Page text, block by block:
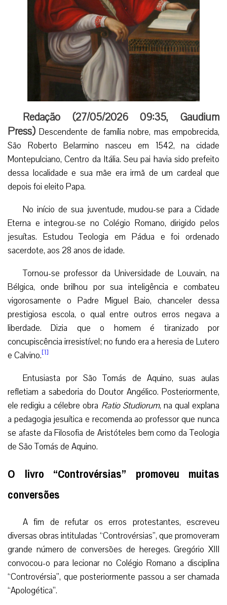
Redação (27/05/2026 09:35,Gaudium
Press)Descendente de família nobre, mas empobrecida,
São Roberto Belarmino nasceu em 1542, na cidade
Montepulciano, Centro da Itália. Seu pai havia sido prefeito
dessa localidade e sua mãe era irmã de um cardeal que
depois foi eleito Papa.
No início de sua juventude, mudou-se para a Cidade
Eterna e integrou-se no Colégio Romano, dirigido pelos
jesuítas. Estudou Teologia em Pádua e foi ordenado
sacerdote, aos 28 anos de idade.
Tornou-se professor da Universidade de Louvain, na
Bélgica, onde brilhou por sua inteligência e combateu
vigorosamente o Padre Miguel Baio, chanceler dessa
prestigiosa escola, o qual entre outros erros negava a
liberdade. Dizia que o homem é tiranizado por
concupiscência irresistível; no fundo era a heresia de Lutero
e Calvino.[1]
Entusiasta por São Tomás de Aquino, suas aulas
refletiam a sabedoria do Doutor Angélico. Posteriormente,
ele redigiu a célebre obra Ratio Studiorum, na qual explana
a pedagogia jesuítica e recomenda ao professor que nunca
se afaste da Filosofia de Aristóteles bem como da Teologia
de São Tomás de Aquino.
O livro “Controvérsias” promoveu muitas
conversões
A fim de refutar os erros protestantes, escreveu
diversas obras intituladas “Controvérsias”, que promoveram
grande número de conversões de hereges. Gregório XIII
convocou-o para lecionar no Colégio Romano a disciplina
“Controvérsia”, que posteriormente passou a ser chamada
“Apologética”.